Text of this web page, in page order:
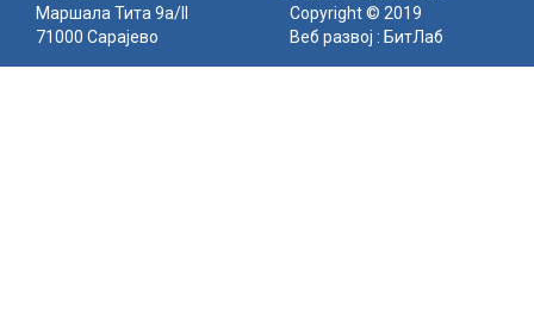
Маршала Тита 9а/II
71000 Сарајево
Copyright © 2019
Веб развој : БитЛаб